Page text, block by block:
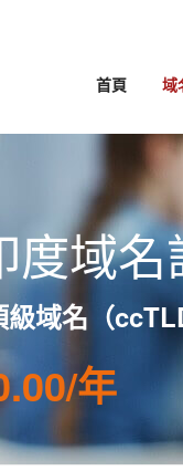
首頁 域
度域名
域名（
年